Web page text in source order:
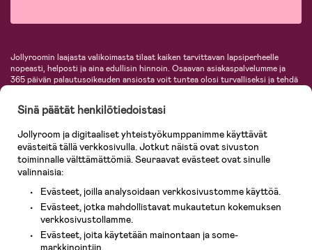
Jollyroomin laajasta valikoimasta tilaat kaiken tarvittavan lapsiperheelle
nopeasti, helposti ja aina edullisin hinnoin. Osaavan asiakaspalvelumme ja
365 päivän palautusoikeuden ansiosta voit tuntea olosi turvalliseksi ja tehdä
vaatteet vauvoille ja lapsille, inspiroivia sisustustuotteita lastenhuoneeseen,
lastentarvikkeita sekä paljon muuta. Meiltä löydät lukuisia tunnettuja
KidKraft, Ergobaby, Philips Avent, Neonate, Cybex, LEGO ja monia muita!
Tervetuloa shoppailemaan Pohjoismaiden suurimpaan lastentarvikkeiden
verkkokauppaan!
Sinä päätät henkilötiedoistasi
Jollyroom ja digitaaliset yhteistyökumppanimme käyttävät
evästeitä tällä verkkosivulla. Jotkut näistä ovat sivuston
toiminnalle välttämättömiä. Seuraavat evästeet ovat sinulle
valinnaisia:
Evästeet, joilla analysoidaan verkkosivustomme käyttöä.
Evästeet, jotka mahdollistavat mukautetun kokemuksen
verkkosivustollamme.
Evästeet, joita käytetään mainontaan ja some-
markkinointiin.